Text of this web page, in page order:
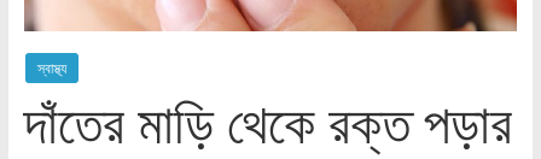
স্বাস্থ্য
দাঁতের মাড়ি থেকে রক্ত পড়ার